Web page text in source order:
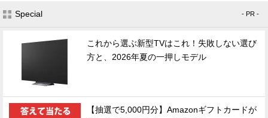
Special - PR -
これから選ぶ新型TVはこれ！失敗しない選び
方と、2026年夏の一押しモデル
【抽選で5,000円分】Amazonギフトカードが